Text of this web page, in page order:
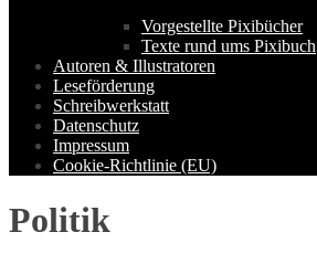
Vorgestellte Pixibücher
Texte rund ums Pixibuch
Autoren & Illustratoren
Leseförderung
Schreibwerkstatt
Datenschutz
Impressum
Cookie-Richtlinie (EU)
Politik